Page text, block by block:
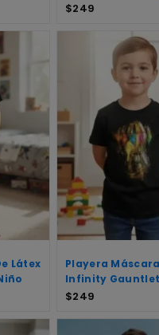
$249
Látex
Playera
Infinity
$249